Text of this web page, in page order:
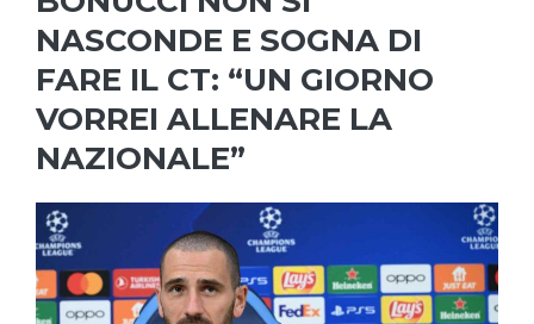
NASCONDE E SOGNA DI
FARE IL CT: “UN GIORNO
VORREI ALLENARE LA
NAZIONALE”